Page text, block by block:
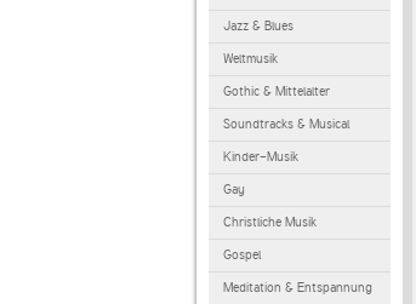
Jazz & Blues
Weltmusik
Gothic & Mittelalter
Soundtracks & Musical
Kinder-Musik
Gay
Christliche Musik
Gospel
Meditation & Entspannung